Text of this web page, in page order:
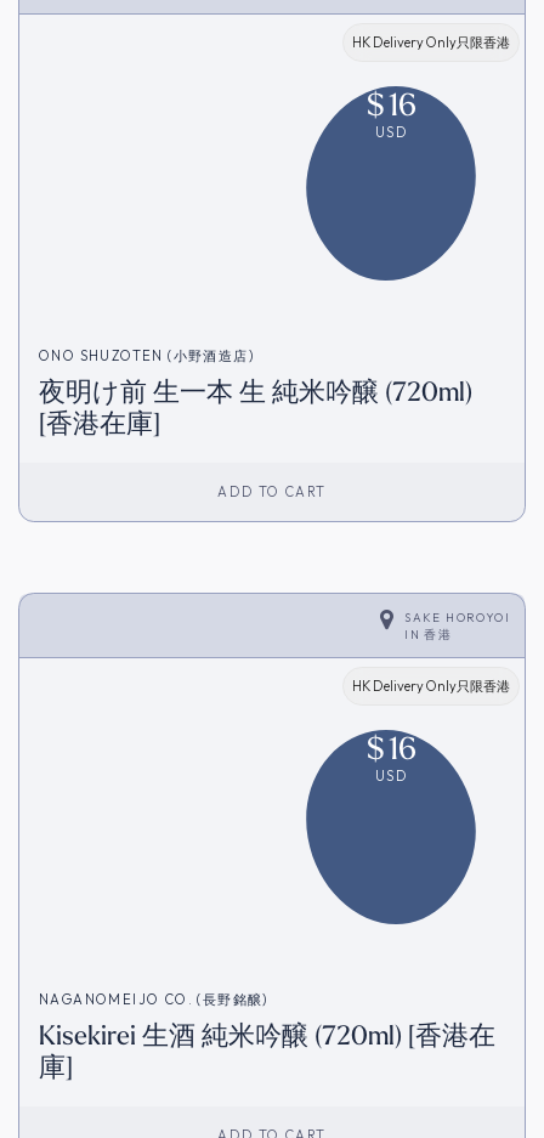
HK Delivery Only只限香港
$16
USD
ONO SHUZOTEN (小野酒造店)
夜明け前 生一本 生 純米吟醸 (720ml)
[香港在庫]
ADD TO CART
SAKE HOROYOI
IN香港
HK Delivery Only只限香港
$16
USD
NAGANOMEIJO CO. (長野銘醸)
Kisekirei 生酒 純米吟醸 (720ml) [香港在
庫]